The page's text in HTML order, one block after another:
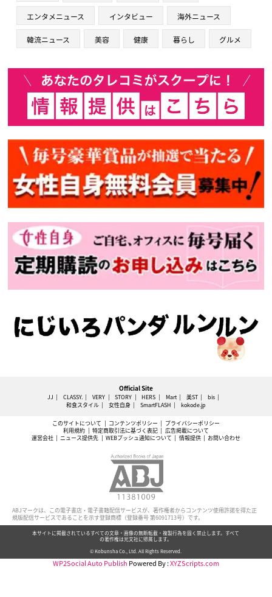
エンタメニュース インタビュー 海外ニュース
韓流ニュース 美容 健康 暮らし グルメ
Official Site
JJ CLASSY. VERY STORY HERS Mart 美ST
bis
和食スタイル
女性自身 SmartFLASH kokode.jp
このサイトについて コンテンツポリシー
プライバシーポリシー
利用規約
特定商取引法に基づく表記
広告掲載について
運営会社
ニュース提供先 WEBプッシュ通知について 情報提供 お問い合わせ
ABJマークは、この電子書店・電子書籍配信サービスが、著作権者からコンテンツ使用許諾を得た正
規版配信サービスであることを示す登録商標（登録番号 第6091713号）です。
本サイトに掲載されているすべての文章・画像の無断転載・複製行為を固く禁止します。すべて
の著作権は光文社に帰属します。
© Kobunsha Co., Ltd. All Rights Reserved.
WP2Social Auto Publish Powered By :XYZScripts.com